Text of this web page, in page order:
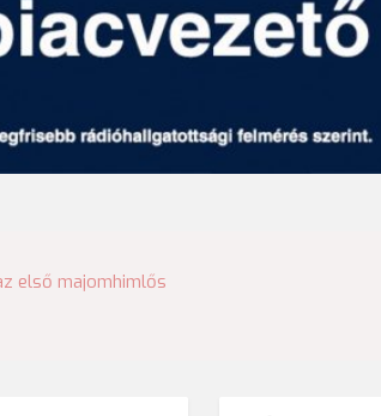
első majomhimlős